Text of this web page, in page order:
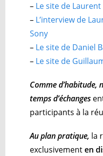
– Le site de
– L’interview de
Sony
– Le site de Daniel
– Le site de
Comme d’habitude,
temps d’échanges
participants à la
Au plan pratique, la
exclusivementen